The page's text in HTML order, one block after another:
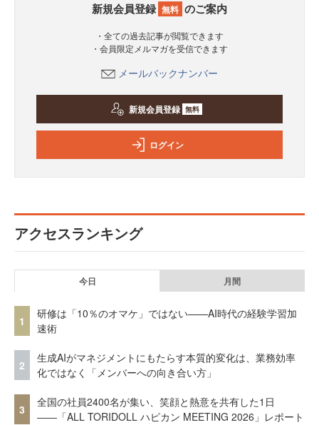
新規会員登録 無料 のご案内
・全ての過去記事が閲覧できます
・会員限定メルマガを受信できます
メールバックナンバー
新規会員登録 無料
ログイン
アクセスランキング
今日 月間
1
研修は「10％のオマケ」ではない——AI時代の経験学習加
速術
2
生成AIがマネジメントにもたらす本質的変化は、業務効率
化ではなく「メンバーへの向き合い方」
3
全国の社員2400名が集い、笑顔と熱意を共有した1日
――「ALL TORIDOLL ハピカン MEETING 2026」レポート